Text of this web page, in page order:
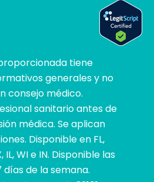
tiene
generales y no
consejo médico.
sanitario antes de
médica. Se aplican
Disponible en FL,
IL, WI e IN. Disponible las
días de la semana.